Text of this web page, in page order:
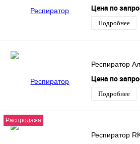
Цена по
Подробнее
Респиратор
Цена по
Подробнее
Распродажа
Респиратор